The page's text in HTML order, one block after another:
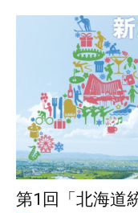
第1回「北海道